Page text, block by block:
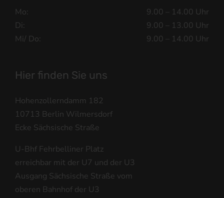
Mo:
9.00 – 14.00 Uhr
Di:
9.00 – 13.00 Uhr
Mi/ Do:
9.00 – 14.00 Uhr
Hier finden Sie uns
Hohenzollerndamm 182
10713 Berlin Wilmersdorf
Ecke Sächsische Straße
U-Bhf Fehrbelliner Platz
erreichbar mit der U7 und der U3
Ausgang Sächsische Straße vom
oberen Bahnhof der U3